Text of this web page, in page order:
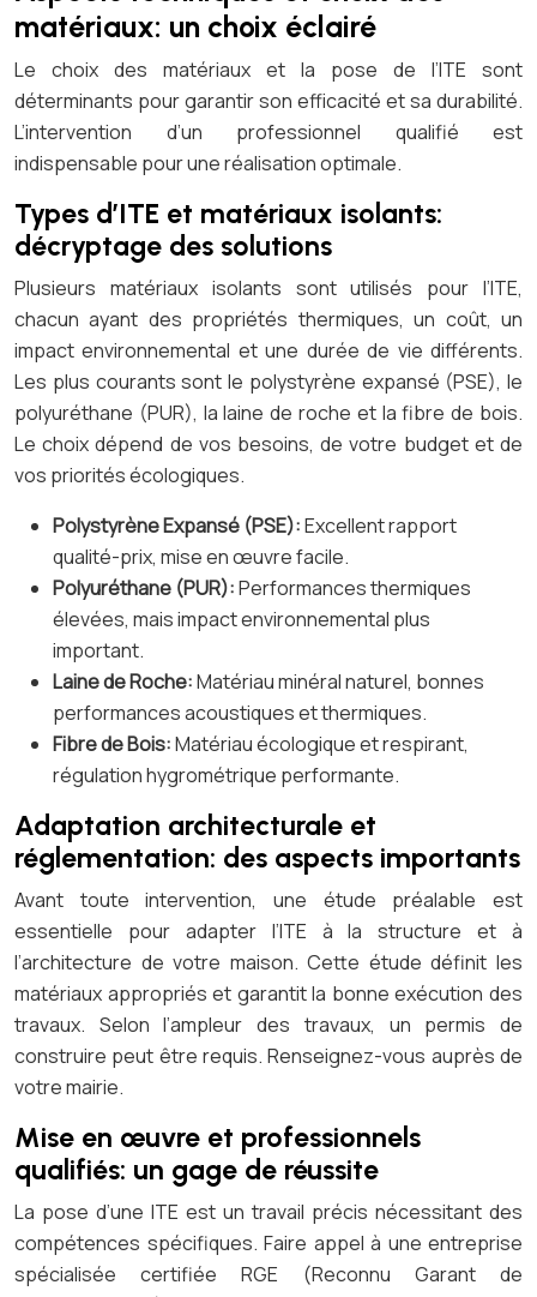
matériaux: un choix éclairé
Le choix des matériaux et la pose de l’ITE sont
déterminants pour garantir son efficacité et sa durabilité.
L’intervention d’un professionnel qualifié est
indispensable pour une réalisation optimale.
Types d’ITE et matériaux isolants:
décryptage des solutions
Plusieurs matériaux isolants sont utilisés pour l’ITE,
chacun ayant des propriétés thermiques, un coût, un
impact environnemental et une durée de vie différents.
Les plus courants sont le polystyrène expansé (PSE), le
polyuréthane (PUR), la laine de roche et la fibre de bois.
Le choix dépend de vos besoins, de votre budget et de
vos priorités écologiques.
Polystyrène Expansé (PSE):Excellent rapport
qualité-prix, mise en œuvre facile.
Polyuréthane (PUR):Performances thermiques
élevées, mais impact environnemental plus
important.
Laine de Roche:Matériau minéral naturel, bonnes
performances acoustiques et thermiques.
Fibre de Bois:Matériau écologique et respirant,
régulation hygrométrique performante.
Adaptation architecturale et
réglementation: des aspects importants
Avant toute intervention, une étude préalable est
essentielle pour adapter l’ITE à la structure et à
l’architecture de votre maison. Cette étude définit les
matériaux appropriés et garantit la bonne exécution des
travaux. Selon l’ampleur des travaux, un permis de
construire peut être requis. Renseignez-vous auprès de
votre mairie.
Mise en œuvre et professionnels
qualifiés: un gage de réussite
La pose d’une ITE est un travail précis nécessitant des
compétences spécifiques. Faire appel à une entreprise
spécialisée certifiée RGE (Reconnu Garant de